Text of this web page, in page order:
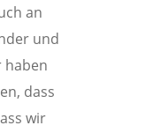
an
und
haben
dass
wir